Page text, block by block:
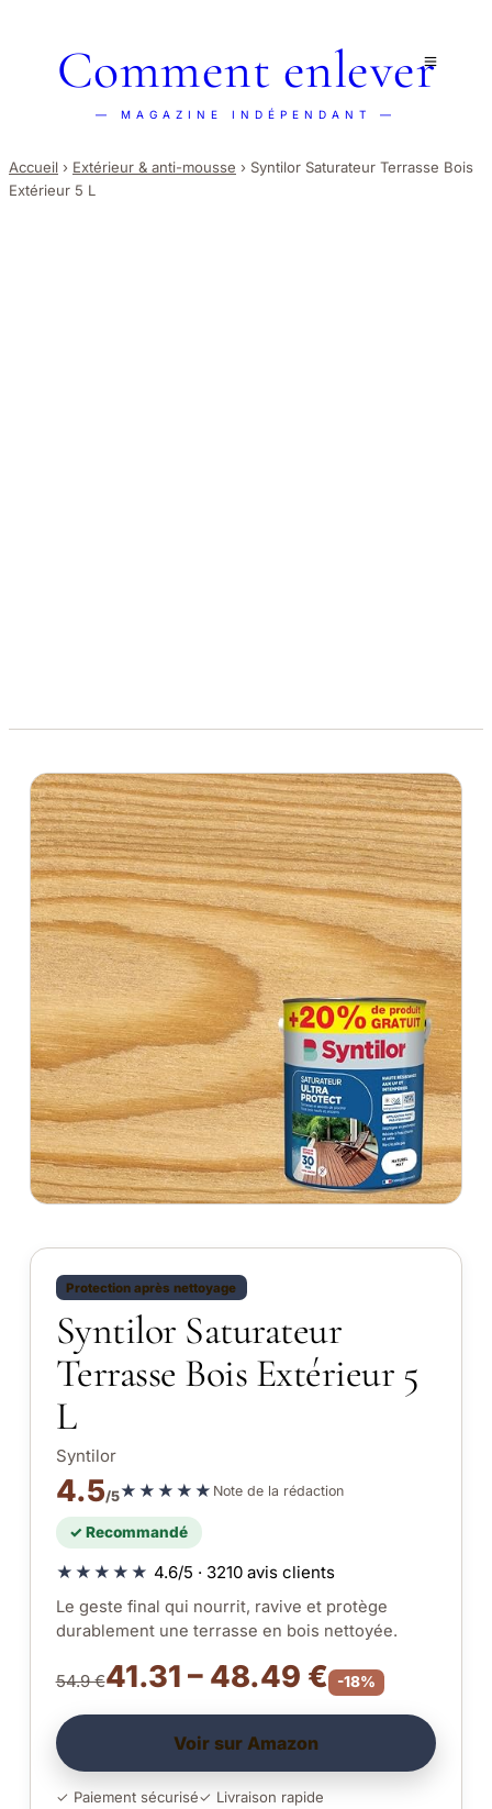
Comment enlever
— MAGAZINE INDÉPENDANT —
Accueil › Extérieur & anti-mousse › Syntilor Saturateur Terrasse Bois
Extérieur 5 L
Protection après nettoyage
Syntilor Saturateur
Terrasse Bois Extérieur 5
L
Syntilor
4.5/5★★★★★ Note de la rédaction
✓ Recommandé
★★★★★ 4.6/5 · 3210 avis clients
Le geste final qui nourrit, ravive et protège
durablement une terrasse en bois nettoyée.
54.9 €41.31 – 48.49 € -18%
Voir sur Amazon
✓ Paiement sécurisé✓ Livraison rapide